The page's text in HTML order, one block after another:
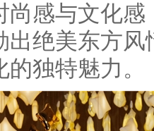
尚感与文化
出绝美东方
独特魅力。